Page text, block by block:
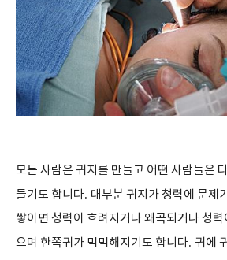
모든 사람은 귀지를 만들고 어떤 사람들은
들기도 합니다. 대부분 귀지가 청력에 문제
쌓이면 청력이 흐려지거나 왜곡되거나 청력
으며 한쪽귀가 먹먹해지기도 합니다. 귀에